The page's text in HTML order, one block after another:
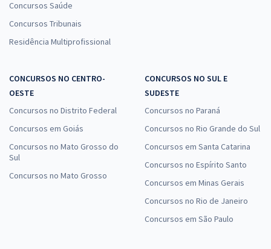
Concursos Saúde
Concursos Tribunais
Residência Multiprofissional
CONCURSOS NO CENTRO-
OESTE
Concursos no Distrito Federal
Concursos em Goiás
Concursos no Mato Grosso do
Sul
Concursos no Mato Grosso
CONCURSOS NO SUL E
SUDESTE
Concursos no Paraná
Concursos no Rio Grande do Sul
Concursos em Santa Catarina
Concursos no Espírito Santo
Concursos em Minas Gerais
Concursos no Rio de Janeiro
Concursos em São Paulo